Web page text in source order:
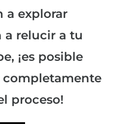
a explorar
a relucir a tu
¡es posible
completamente
proceso!